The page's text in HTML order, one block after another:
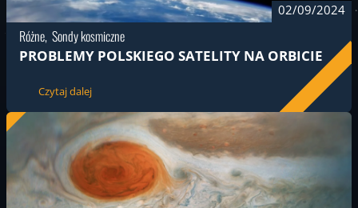
PROBLEMY POLSKIEGO SATELITY NA ORBICIE
Czytaj dalej
Różne Sondy kosmiczne
02/09/2024